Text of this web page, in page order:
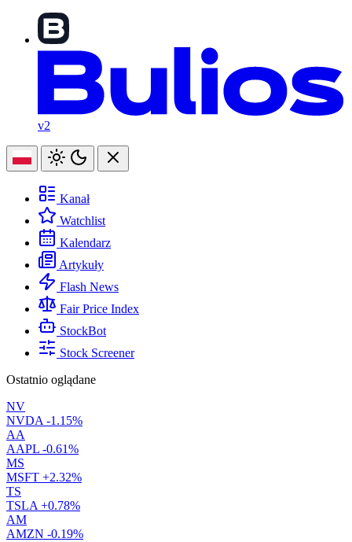
v2
Kanał
Watchlist
Kalendarz
Artykuły
Flash News
Fair Price Index
StockBot
Stock Screener
Ostatnio oglądane
NV
NVDA -1.15%
AA
AAPL -0.61%
MS
MSFT +2.32%
TS
TSLA +0.78%
AM
AMZN -0.19%